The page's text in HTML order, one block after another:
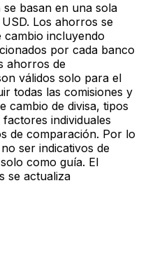
basan en una sola
Los ahorros se
incluyendo
por cada banco
ahorros de
válidos solo para el
todas las comisiones y
cambio de divisa, tipos
individuales
de comparación. Por lo
ser indicativos de
como guía. El
se actualiza